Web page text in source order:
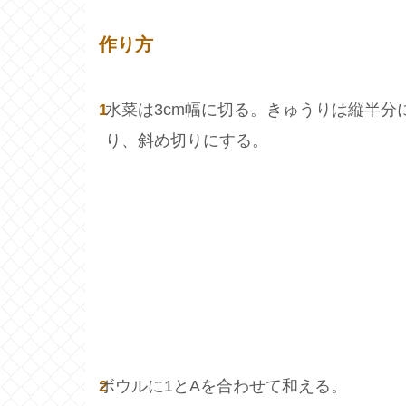
作り方
1水菜は3cm幅に切る。きゅうりは縦半分
り、斜め切りにする。
2
ボウルに1とAを合わせて和える。